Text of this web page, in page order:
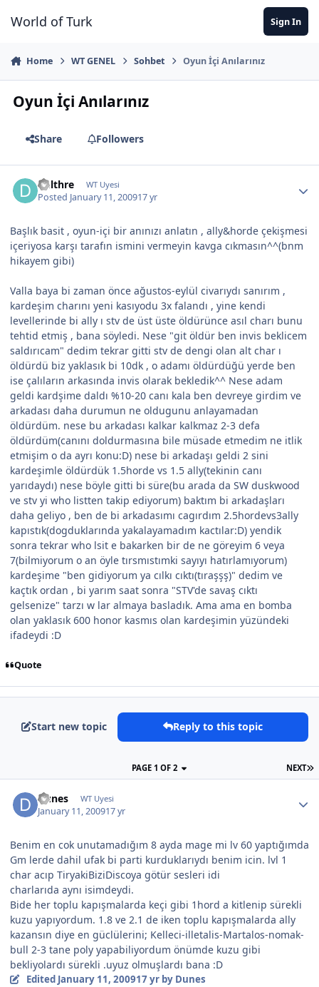
World of Turk Sign In
Home WT GENEL Sohbet Oyun İçi Anılarınız
Oyun İçi Anılarınız
Share Followers
Delthre WT Uyesi
Posted January 11, 200917 yr
Başlık basit , oyun-içi bir anınızı anlatın , ally&horde çekişmesi
içeriyosa karşı tarafın ismini vermeyin kavga cıkmasın^^(bnm
hikayem gibi)
Valla baya bi zaman önce ağustos-eylül civarıydı sanırım ,
kardeşim charını yeni kasıyodu 3x falandı , yine kendi
levellerinde bi ally ı stv de üst üste öldürünce asıl charı bunu
tehtid etmiş , bana söyledi. Nese "git öldür ben invis beklicem
saldırıcam" dedim tekrar gitti stv de dengi olan alt char ı
öldürdü biz yaklasık bi 10dk , o adamı öldürdüğü yerde ben
ise çalıların arkasında invis olarak bekledik^^ Nese adam
geldi kardşime daldı %10-20 canı kala ben devreye girdim ve
arkadası daha durumun ne oldugunu anlayamadan
öldürdüm. nese bu arkadası kalkar kalkmaz 2-3 defa
öldürdüm(canını doldurmasına bile müsade etmedim ne itlik
etmişim o da ayrı konu:D) nese bi arkadaşı geldi 2 sini
kardeşimle öldürdük 1.5horde vs 1.5 ally(tekinin canı
yarıdaydı) nese böyle gitti bi süre(bu arada da SW duskwood
ve stv yi who listten takip ediyorum) baktım bi arkadaşları
daha geliyo , ben de bi arkadasımı cagırdım 2.5hordevs3ally
kapıstık(dogduklarında yakalayamadım kactılar:D) yendik
sonra tekrar who lsit e bakarken bir de ne göreyim 6 veya
7(bilmiyorum o an öyle tırsmıstımki sayıyı hatırlamıyorum)
kardeşime "ben gidiyorum ya cılkı cıktı(tıraşşş)" dedim ve
kaçtık ordan , bi yarım saat sonra "STV'de savaş cıktı
gelsenize" tarzı w lar almaya basladık. Ama ama en bomba
olan yaklasık 600 honor kasmıs olan kardeşimin yüzündeki
ifadeydi :D
Quote
Start new topic Reply to this topic
NEXT
PAGE 1 OF 2
Dunes WT Uyesi
January 11, 200917 yr
Benim en cok unutamadığım 8 ayda mage mi lv 60 yaptığımda
Gm lerde dahil ufak bi parti kurduklarıydı benim icin. lvl 1
char acıp TiryakiBiziDiscoya götür sesleri idi
charlarıda aynı isimdeydi.
Bide her toplu kapışmalarda keçi gibi 1hord a kitlenip sürekli
kuzu yapıyordum. 1.8 ve 2.1 de iken toplu kapışmalarda ally
kazansın diye en güclülerini; Kelleci-illetalis-Martalos-nomak-
bull 2-3 tane poly yapabiliyordum önümde kuzu gibi
bekliyolardı sürekli .uyuz olmuşlardı bana :D
Edited January 11, 200917 yrby Dunes